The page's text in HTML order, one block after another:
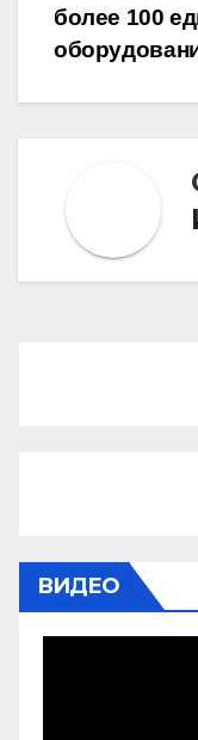
более 100
ВИДЕО